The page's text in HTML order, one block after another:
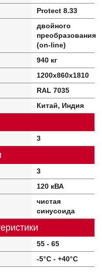
Protect 8.33
двойного
преобразования
(on-line)
940 кг
1200х860х1810
RAL 7035
Китай, Индия
3
3
120 кВА
чистая
синусоида
55 - 65
-5°C - +40°C